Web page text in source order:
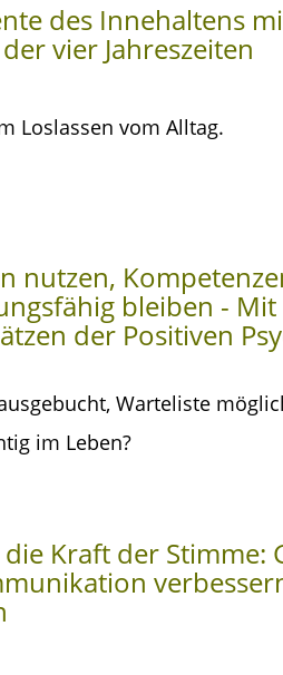
des Innehaltens
vier Jahreszeiten
Loslassen vom Alltag.
nutzen,
bleiben - Mit
der Positiven
Warteliste
im Leben?
Kraft der Stimme: